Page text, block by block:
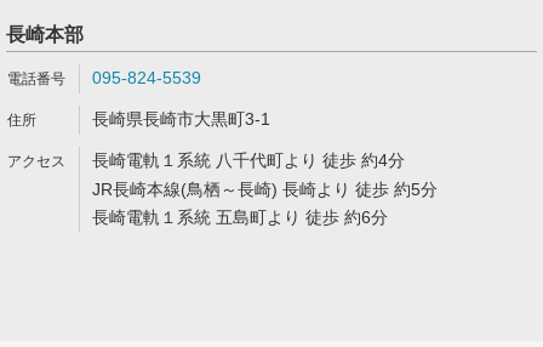
長崎本部
095-824-5539
長崎県長崎市大黒町3-1
長崎電軌１系統 八千代町より 徒歩 約4分
JR長崎本線(鳥栖～長崎) 長崎より 徒歩 約5分
長崎電軌１系統 五島町より 徒歩 約6分